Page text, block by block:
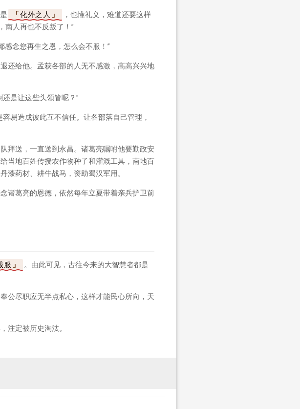
化外之人
，也懂礼义，难道还要这样
南人再也不反叛了！”
感念您再生之恩，怎么会不服！”
还给他。孟获各部的人无不感激，高高兴兴地
是让这些头领管呢？”
易造成彼此互不信任。让各部落自己管理，
拜送，一直送到永昌。诸葛亮嘱咐他要勤政安
当地百姓传授农作物种子和灌溉工具，南地百
漆药材、耕牛战马，资助蜀汉军用。
诸葛亮的恩德，依然每年立夏带着亲兵护卫前
服
。由此可见，古往今来的大智慧者都是
公尽职应无半点私心，这样才能民心所向，天
注定被历史淘汰。